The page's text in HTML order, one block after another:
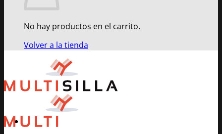
No hay productos en el carrito.
Volver a la tienda